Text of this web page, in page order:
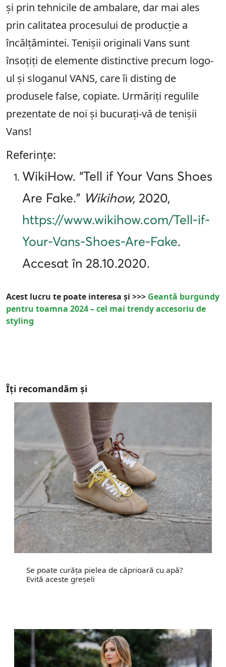
și prin tehnicile de ambalare, dar mai ales
prin calitatea procesului de producție a
încălțămintei. Tenișii originali Vans sunt
însoțiți de elemente distinctive precum logo-
ul și sloganul VANS, care îi disting de
produsele false, copiate. Urmăriți regulile
prezentate de noi și bucurați-vă de tenișii
Vans!
Referințe:
WikiHow. “Tell if Your Vans Shoes
Are Fake.” Wikihow, 2020,
https://www.wikihow.com/Tell-if-
Your-Vans-Shoes-Are-Fake.
Accesat în 28.10.2020.
Acest lucru te poate interesa și >>> Geantă burgundy
pentru toamna 2024 – cel mai trendy accesoriu de
styling
Îți recomandăm și
Se poate curăța pielea de căprioară cu apă?
Evită aceste greșeli